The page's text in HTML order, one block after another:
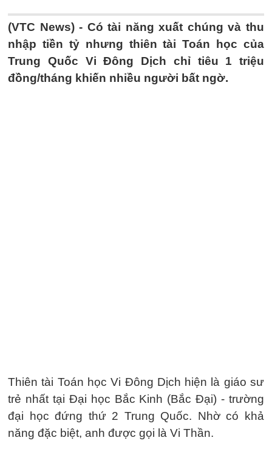
(VTC News) - Có tài năng xuất chúng và thu
nhập tiền tỷ nhưng thiên tài Toán học của
Trung Quốc Vi Đông Dịch chỉ tiêu 1 triệu
đồng/tháng khiến nhiều người bất ngờ.
Thiên tài Toán học Vi Đông Dịch hiện là giáo sư
trẻ nhất tại Đại học Bắc Kinh (Bắc Đại) - trường
đại học đứng thứ 2 Trung Quốc. Nhờ có khả
năng đặc biệt, anh được gọi là Vi Thần.